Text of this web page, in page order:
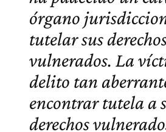
órgano
tutelar sus
vulnerados. La
delito tan
encontrar tutela a
derechos